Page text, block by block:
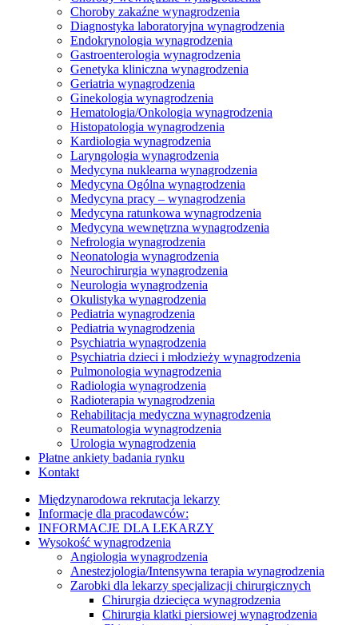
Choroby zakaźne wynagrodzenia
Diagnostyka laboratoryjna wynagrodzenia
Endokrynologia wynagrodzenia
Gastroenterologia wynagrodzenia
Genetyka kliniczna wynagrodzenia
Geriatria wynagrodzenia
Ginekologia wynagrodzenia
Hematologia/Onkologia wynagrodzenia
Histopatologia wynagrodzenia
Kardiologia wynagrodzenia
Laryngologia wynagrodzenia
Medycyna nuklearna wynagrodzenia
Medycyna Ogólna wynagrodzenia
Medycyna pracy – wynagrodzenia
Medycyna ratunkowa wynagrodzenia
Medycyna wewnętrzna wynagrodzenia
Nefrologia wynagrodzenia
Neonatologia wynagrodzenia
Neurochirurgia wynagrodzenia
Neurologia wynagrodzenia
Okulistyka wynagrodzenia
Pediatria wynagrodzenia
Pediatria wynagrodzenia
Psychiatria wynagrodzenia
Psychiatria dzieci i młodzieży wynagrodzenia
Pulmonologia wynagrodzenia
Radiologia wynagrodzenia
Radioterapia wynagrodzenia
Rehabilitacja medyczna wynagrodzenia
Reumatologia wynagrodzenia
Urologia wynagrodzenia
Płatne ankiety badania rynku
Kontakt
Międzynarodowa rekrutacja lekarzy
Informacje dla pracodawców:
INFORMACJE DLA LEKARZY
Wysokość wynagrodzenia
Angiologia wynagrodzenia
Anestezjologia/Intensywna terapia wynagrodzenia
Zarobki dla lekarzy specjalizacji chirurgicznych
Chirurgia dziecięca wynagrodzenia
Chirurgia klatki piersiowej wynagrodzenia